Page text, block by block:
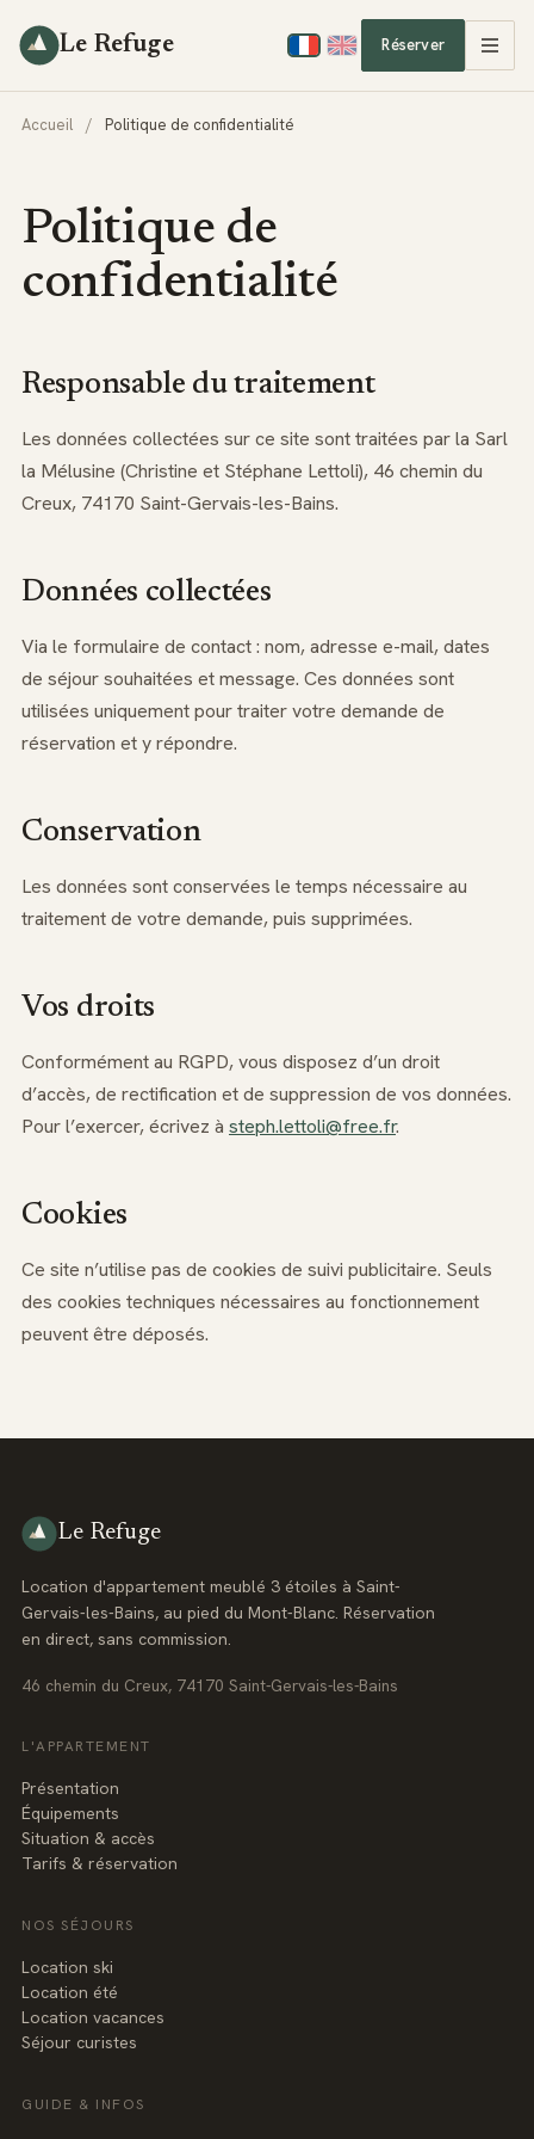
Le Refuge Réserver
Accueil / Politique de confidentialité
Politique de
confidentialité
Responsable du traitement
Les données collectées sur ce site sont traitées par la Sarl
la Mélusine (Christine et Stéphane Lettoli), 46 chemin du
Creux, 74170 Saint-Gervais-les-Bains.
Données collectées
Via le formulaire de contact : nom, adresse e-mail, dates
de séjour souhaitées et message. Ces données sont
utilisées uniquement pour traiter votre demande de
réservation et y répondre.
Conservation
Les données sont conservées le temps nécessaire au
traitement de votre demande, puis supprimées.
Vos droits
Conformément au RGPD, vous disposez d’un droit
d’accès, de rectification et de suppression de vos données.
Pour l’exercer, écrivez à steph.lettoli@free.fr.
Cookies
Ce site n’utilise pas de cookies de suivi publicitaire. Seuls
des cookies techniques nécessaires au fonctionnement
peuvent être déposés.
Le Refuge
Location d'appartement meublé 3 étoiles à Saint-
Gervais-les-Bains, au pied du Mont-Blanc. Réservation
en direct, sans commission.
46 chemin du Creux, 74170 Saint-Gervais-les-Bains
L'APPARTEMENT
Présentation
Équipements
Situation & accès
Tarifs & réservation
NOS SÉJOURS
Location ski
Location été
Location vacances
Séjour curistes
GUIDE & INFOS